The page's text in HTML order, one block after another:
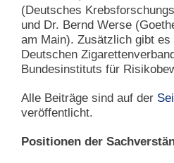
(Deutsches
und Dr. Bernd Werse
am Main). Zusätzlich gibt es
Deutschen
Bundesinstituts für
Alle Beiträge sind auf der
veröffentlicht.
Positionen der